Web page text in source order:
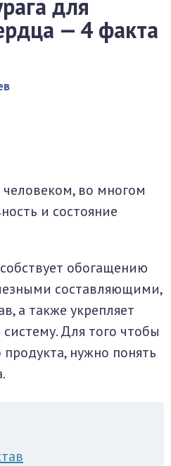
для
— 4 факта
во многом
и состояние
обогащению
составляющими,
а также укрепляет
Для того чтобы
продукта, нужно понять